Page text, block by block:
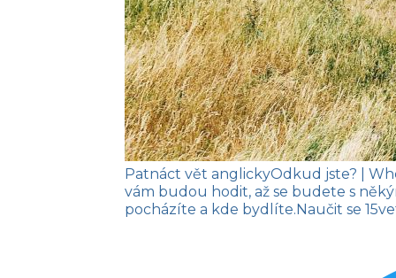
Patnáct vět anglickyOdkud jste?
|
vám budou hodit, až se budete s
pocházíte a kde bydlíte.Naučit se